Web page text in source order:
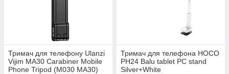
Тримач для телефону Ulanzi
Vijim MA30 Carabiner Mobile
Phone Tripod (M030 MA30)
Тримач для телефона HOCO
PH24 Balu tablet PC stand
Silver+White